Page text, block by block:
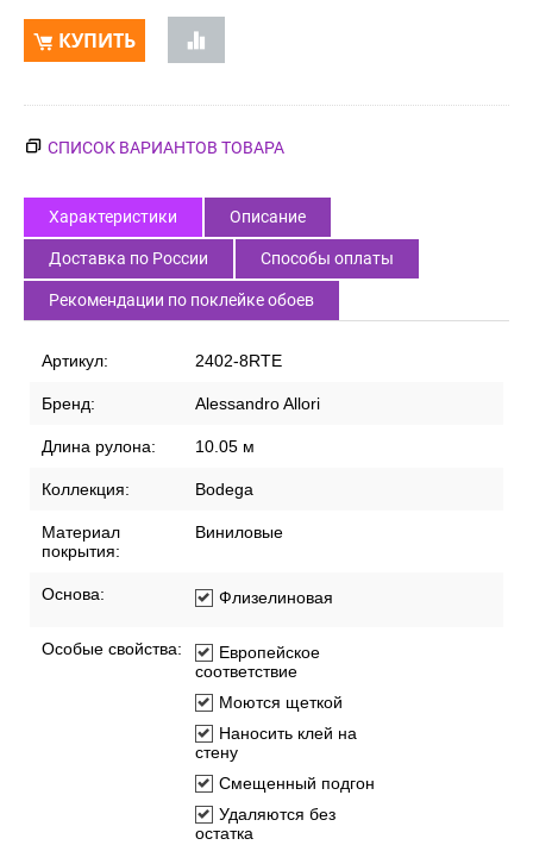
КУПИТЬ
СПИСОК ВАРИАНТОВ ТОВАРА
Характеристики Описание
Доставка по России Способы оплаты
Рекомендации по поклейке обоев
Артикул: 2402-8RTE
Бренд: Alessandro Allori
Длина рулона: 10.05 м
Коллекция: Bodega
Материал
покрытия:
Виниловые
Основа: Флизелиновая
Особые свойства:
Европейское
соответствие
Моются щеткой
Наносить клей на
стену
Смещенный подгон
Удаляются без
остатка